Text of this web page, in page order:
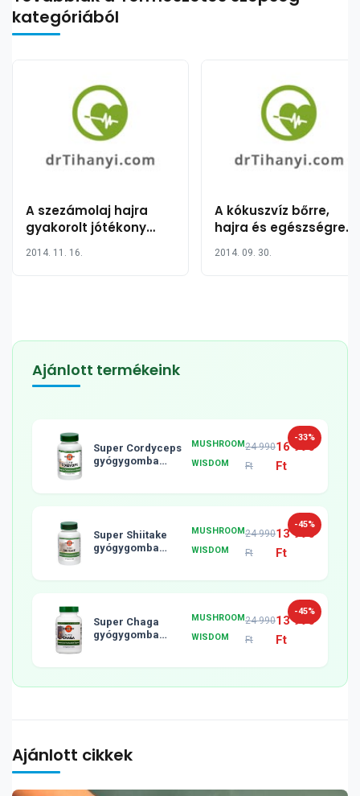
kategóriából
A szezámolaj hajra
gyakorolt jótékony
2014. 11. 16.
A kókuszvíz bőrre,
hajra és egészségre
hatása 39 pontban
2014. 09. 30.
Ajánlott termékeink
-33%
Super Cordyceps
gyógygomba
MUSHROOM
WISDOM
24 990
Ft
16 990
Ft
-45%
Super Shiitake
gyógygomba
MUSHROOM
WISDOM
24 990
Ft
13 990
Ft
-45%
Super Chaga
gyógygomba
MUSHROOM
WISDOM
24 990
Ft
13 990
Ft
Ajánlott cikkek